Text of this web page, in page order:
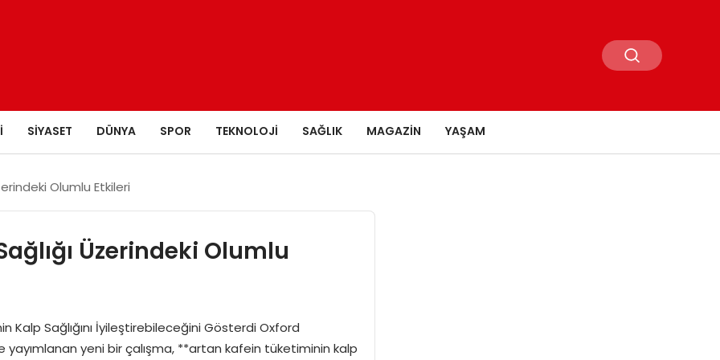
SIYASET DÜNYA SPOR TEKNOLOJI SAĞLIK MAGAZIN YAŞAM
Olumlu Etkileri
Üzerindeki Olumlu
Kalp Sağlığını İyileştirebileceğini Gösterdi Oxford
yeni bir çalışma, **artan kafein tüketiminin kalp